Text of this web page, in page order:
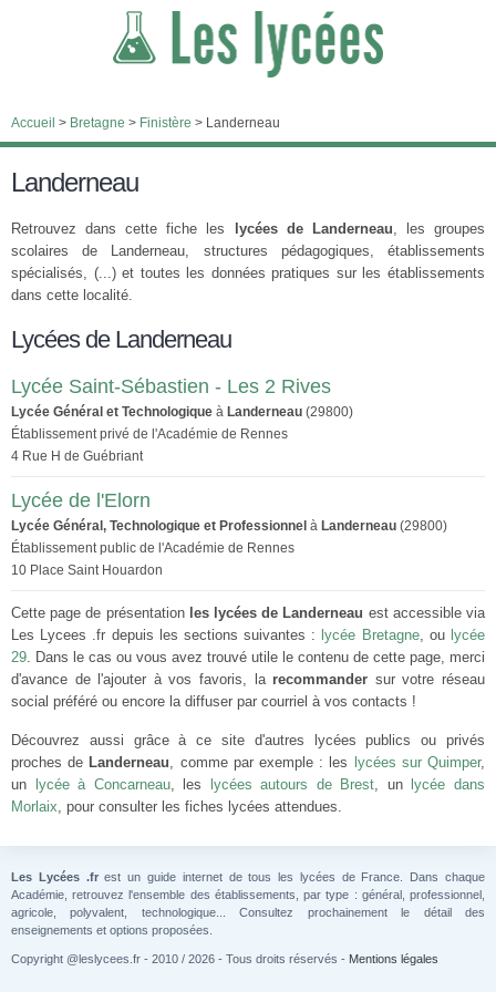
Accueil > Bretagne > Finistère > Landerneau
Landerneau
Retrouvez dans cette fiche les lycées de Landerneau, les groupes
scolaires de Landerneau, structures pédagogiques, établissements
spécialisés, (...) et toutes les données pratiques sur les établissements
dans cette localité.
Lycées de Landerneau
Lycée Saint-Sébastien - Les 2 Rives
Lycée Général et Technologique à Landerneau (29800)
Établissement privé de l'Académie de Rennes
4 Rue H de Guébriant
Lycée de l'Elorn
Lycée Général, Technologique et Professionnel à Landerneau (29800)
Établissement public de l'Académie de Rennes
10 Place Saint Houardon
Cette page de présentation les lycées de Landerneau est accessible via
Les Lycees .fr depuis les sections suivantes : lycée Bretagne, ou lycée
29. Dans le cas ou vous avez trouvé utile le contenu de cette page, merci
d'avance de l'ajouter à vos favoris, la recommander sur votre réseau
social préféré ou encore la diffuser par courriel à vos contacts !
Découvrez aussi grâce à ce site d'autres lycées publics ou privés
proches de Landerneau, comme par exemple : les lycées sur Quimper,
un
lycée à Concarneau, les lycées autours de Brest, un
lycée dans
Morlaix, pour consulter les fiches lycées attendues.
Les Lycées .frest un guide internet de tous les lycées de France. Dans chaque
Académie, retrouvez l'ensemble des établissements, par type : général, professionnel,
agricole, polyvalent, technologique... Consultez prochainement le détail des
enseignements et options proposées.
Copyright @leslycees.fr - 2010 / 2026 - Tous droits réservés - Mentions légales